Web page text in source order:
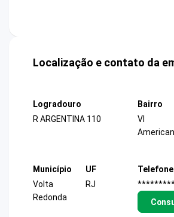
Localização e contato da
Logradouro
R ARGENTINA 110
Bairro
Vl
Município
Volta
Redonda
UF
RJ
Telefone